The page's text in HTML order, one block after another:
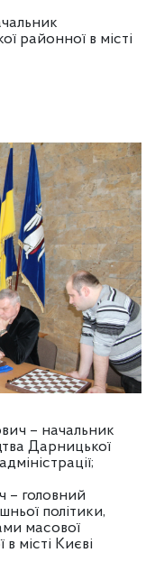
районної в місті
– начальник
Дарницької
– головний
політики,
масової
місті Києві